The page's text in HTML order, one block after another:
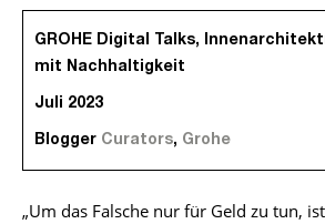
GROHE Digital Talks,
mit Nachhaltigkeit
Juli 2023
Blogger Curators, Grohe
„Um das Falsche nur für Geld zu tun,